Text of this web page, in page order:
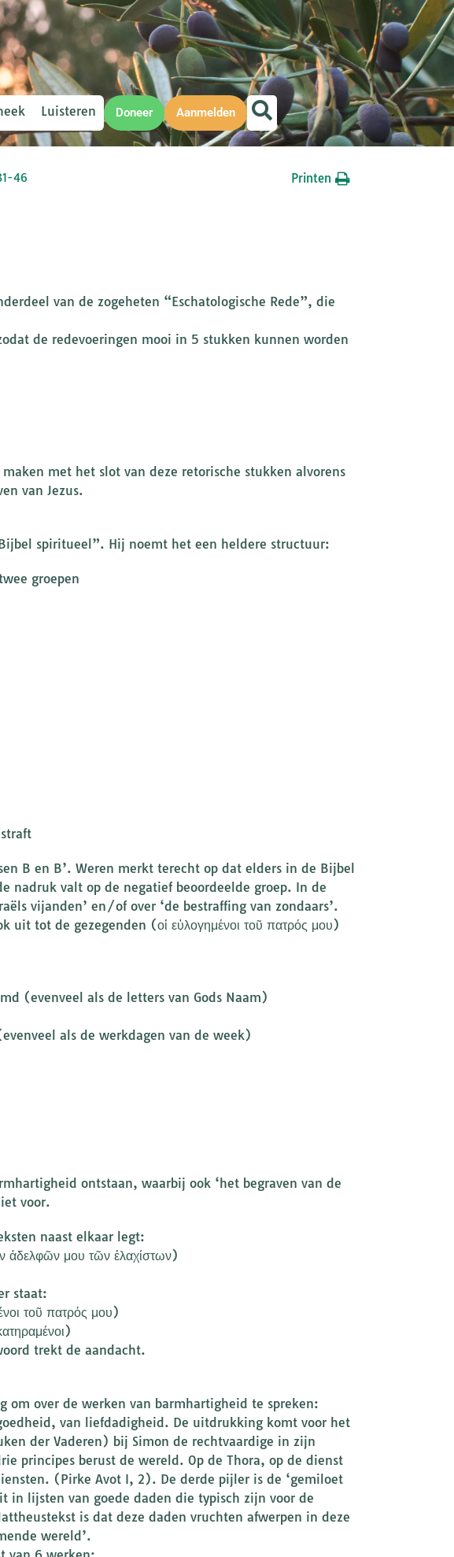
Luisteren Doneer Aanmelden
46 Printen
van de zogeheten “Eschatologische Rede”, die
de redevoeringen mooi in 5 stukken kunnen worden
met het slot van deze retorische stukken alvorens
van Jezus.
spiritueel”. Hij noemt het een heldere structuur:
groepen
B en B’. Weren merkt terecht op dat elders in de Bijbel
nadruk valt op de negatief beoordeelde groep. In de
vijanden’ en/of over ‘de bestraffing van zondaars’.
tot de gezegenden (οἱ εὐλογημένοι τοῦ πατρός μου)
(evenveel als de letters van Gods Naam)
als de werkdagen van de week)
ontstaan, waarbij ook ‘het begraven van de
voor.
naast elkaar legt:
μου τῶν ἐλαχίστων)
staat:
τοῦ πατρός μου)
trekt de aandacht.
om over de werken van barmhartigheid te spreken:
van liefdadigheid. De uitdrukking komt voor het
der Vaderen) bij Simon de rechtvaardige in zijn
principes berust de wereld. Op de Thora, op de dienst
(Pirke Avot I, 2). De derde pijler is de ‘gemiloet
in lijsten van goede daden die typisch zijn voor de
is dat deze daden vruchten afwerpen in deze
wereld’.